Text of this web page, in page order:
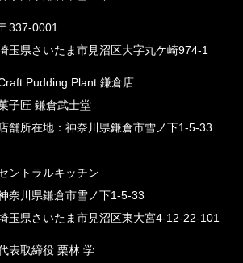
337-0001
玉県さいたま市見沼区大字丸ケ崎974-1
Pudding Plant 鎌倉店
子匠 鎌倉武士堂
店舗所在地：神奈川県鎌倉市雪ノ下1-5-33
ントラルキッチン
奈川県鎌倉市雪ノ下1-5-33
玉県さいたま市見沼区東大宮4-12-22-101
表取締役 栗林 学